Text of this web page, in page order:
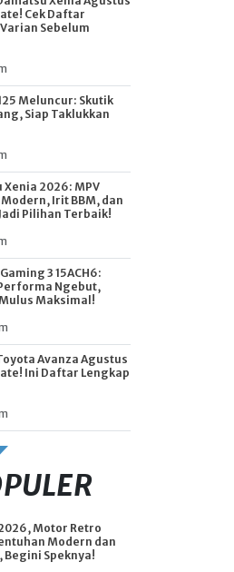
Cek Daftar
Sebelum
Meluncur: Skutik
Siap Taklukkan
Xenia 2026: MPV
Irit BBM, dan
Pilihan Terbaik!
3 15ACH6:
Ngebut,
Maksimal!
Avanza Agustus
Ini Daftar Lengkap
Motor Retro
Modern dan
Speknya!